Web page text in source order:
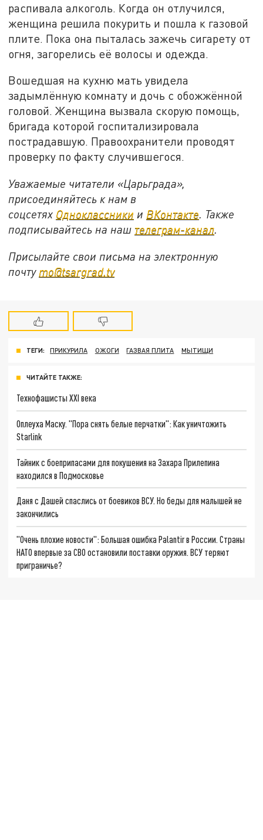
распивала алкоголь. Когда он отлучился,
женщина решила покурить и пошла к газовой
плите. Пока она пыталась зажечь сигарету от
огня, загорелись её волосы и одежда.
Вошедшая на кухню мать увидела
задымлённую комнату и дочь с обожжённой
головой. Женщина вызвала скорую помощь,
бригада которой госпитализировала
пострадавшую. Правоохранители проводят
проверку по факту случившегося.
Уважаемые читатели «Царьграда»,
присоединяйтесь к нам в
соцсетях Одноклассники и ВКонтакте. Также
подписывайтесь на наш телеграм-канал.
Присылайте свои письма на электронную
почту mo@tsargrad.tv
ТЕГИ: ПРИКУРИЛА ОЖОГИ ГАЗВАЯ ПЛИТА МЫТИЩИ
ЧИТАЙТЕ ТАКЖЕ:
Технофашисты XXI века
Оплеуха Маску. "Пора снять белые перчатки": Как уничтожить
Starlink
Тайник с боеприпасами для покушения на Захара Прилепина
находился в Подмосковье
Даня с Дашей спаслись от боевиков ВСУ. Но беды для малышей не
закончились
"Очень плохие новости": Большая ошибка Palantir в России. Страны
НАТО впервые за СВО остановили поставки оружия. ВСУ теряют
приграничье?